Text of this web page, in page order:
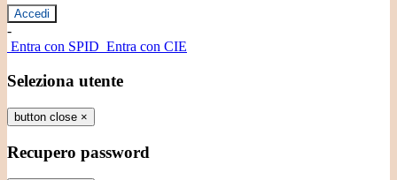
-
Entra con SPID Entra con CIE
Seleziona utente
button close ×
Recupero password